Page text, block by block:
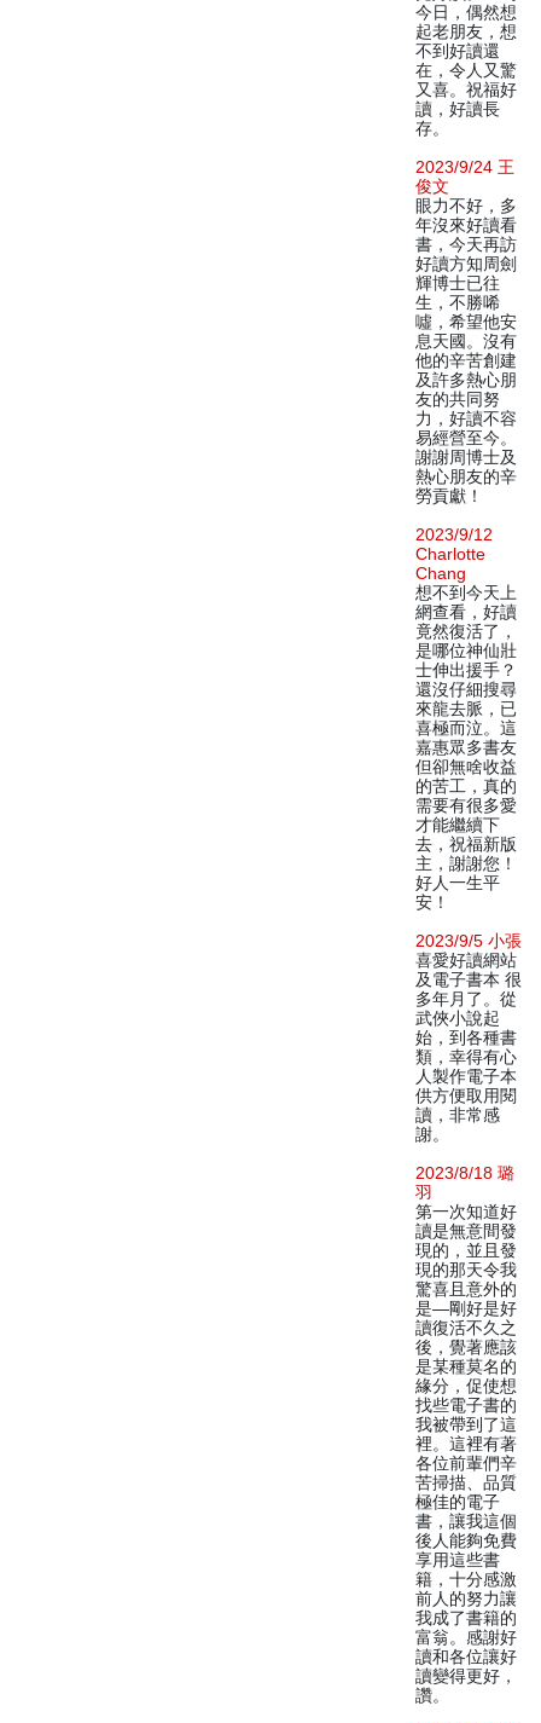
今日，偶然想
起老朋友，想
不到好讀還
在，令人又驚
又喜。祝福好
讀，好讀長
存。
2023/9/24 王
俊文
眼力不好，多
年沒來好讀看
書，今天再訪
好讀方知周劍
輝博士已往
生，不勝唏
噓，希望他安
息天國。沒有
他的辛苦創建
及許多熱心朋
友的共同努
力，好讀不容
易經營至今。
謝謝周博士及
熱心朋友的辛
勞貢獻！
2023/9/12
Charlotte
Chang
想不到今天上
網查看，好讀
竟然復活了，
是哪位神仙壯
士伸出援手？
還沒仔細搜尋
來龍去脈，已
喜極而泣。這
嘉惠眾多書友
但卻無啥收益
的苦工，真的
需要有很多愛
才能繼續下
去，祝福新版
主，謝謝您！
好人一生平
安！
2023/9/5 小張
喜愛好讀網站
及電子書本 很
多年月了。從
武俠小說起
始，到各種書
類，幸得有心
人製作電子本
供方便取用閱
讀，非常感
謝。
2023/8/18 璐
羽
第一次知道好
讀是無意間發
現的，並且發
現的那天令我
驚喜且意外的
是—剛好是好
讀復活不久之
後，覺著應該
是某種莫名的
緣分，促使想
找些電子書的
我被帶到了這
裡。這裡有著
各位前輩們辛
苦掃描、品質
極佳的電子
書，讓我這個
後人能夠免費
享用這些書
籍，十分感激
前人的努力讓
我成了書籍的
富翁。感謝好
讀和各位讓好
讀變得更好，
讚。